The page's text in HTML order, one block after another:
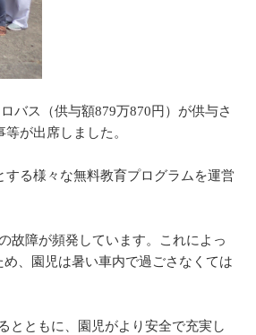
バス（供与額879万870円）が供与さ
が出席しました。
る様々な無料教育プログラムを運営
故障が頻発しています。これによっ
、園児は暑い車内で過ごさなくては
とともに、園児がより安全で充実し